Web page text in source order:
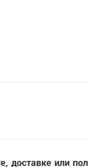
доставке или